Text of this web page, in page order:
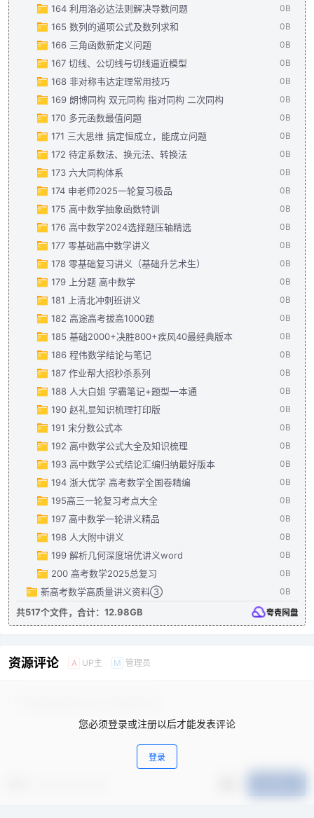
164 利用洛必达法则解决导数问题 0B
165 数列的通项公式及数列求和 0B
166 三角函数新定义问题 0B
167 切线、公切线与切线逼近模型 0B
168 非对称韦达定理常用技巧 0B
169 朗博同构 双元同构 指对同构 二次同构 0B
170 多元函数最值问题 0B
171 三大思维 搞定恒成立，能成立问题 0B
172 待定系数法、换元法、转换法 0B
173 六大同构体系 0B
174 申老师2025一轮复习极品 0B
175 高中数学抽象函数特训 0B
176 高中数学2024选择题压轴精选 0B
177 零基础高中数学讲义 0B
178 零基础复习讲义（基础升艺术生） 0B
179 上分题 高中数学 0B
181 上清北冲刺班讲义 0B
182 高途高考拔高1000题 0B
185 基础2000+决胜800+疾风40最经典版本 0B
186 程伟数学结论与笔记 0B
187 作业帮大招秒杀系列 0B
188 人大白姐 学霸笔记+题型一本通 0B
190 赵礼显知识梳理打印版 0B
191 宋分数公式本 0B
192 高中数学公式大全及知识梳理 0B
193 高中数学公式结论汇编归纳最好版本 0B
194 浙大优学 高考数学全国卷精编 0B
195高三一轮复习考点大全 0B
197 高中数学一轮讲义精品 0B
198 人大附中讲义 0B
199 解析几何深度培优讲义word 0B
200 高考数学2025总复习 0B
新高考数学高质量讲义资料③ 0B
共517个文件，合计：12.98GB
资源评论 A UP主 M 管理员
您必须登录或注册以后才能发表评论
登录